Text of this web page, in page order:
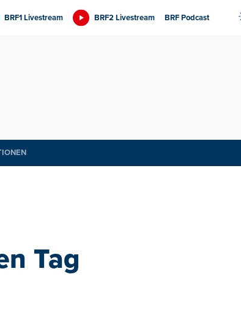
BRF1 Livestream BRF2 Livestream BRF Podcast
Tag